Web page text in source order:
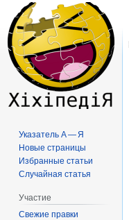
Указатель А — Я
Новые страницы
Избранные статьи
Случайная статья
Участие
Свежие правки